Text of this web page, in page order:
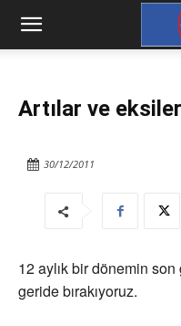
Artılar ve
30/12/2011
12 aylık bir dönemin son
geride bırakıyoruz.